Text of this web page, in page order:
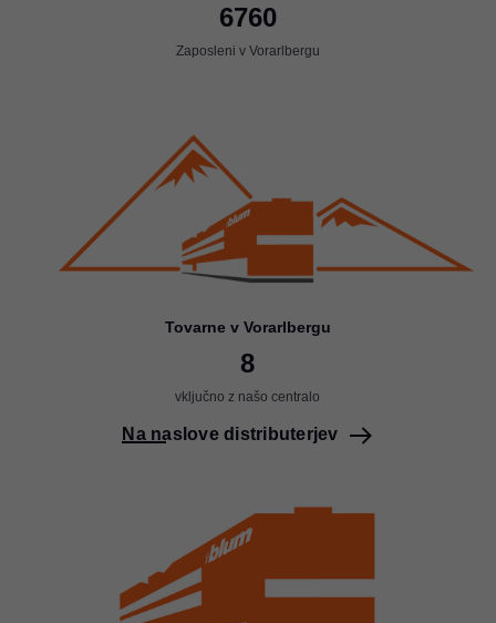
6760
Zaposleni v Vorarlbergu
Tovarne v Vorarlbergu
8
vključno z našo centralo
Na naslove distributerjev